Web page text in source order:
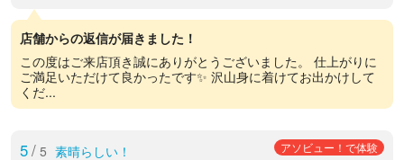
店舗からの返信が届きました！
この度はご来店頂き誠にありがとうございました。 仕上がりに
ご満足いただけて良かったです✨ 沢山身に着けてお出かけして
くだ...
5/ 5 素晴らしい！ アソビュー！で体験